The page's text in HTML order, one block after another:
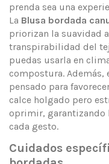
prenda sea una
La Blusa bordada
priorizan la suavidad
transpirabilidad del
puedas usarla en
compostura. Además,
pensado para
calce holgado pero
oprimir,
cada gesto.
Cuidados